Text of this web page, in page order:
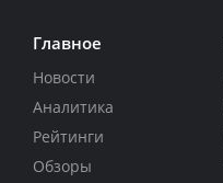
Главное
Новости
Аналитика
Рейтинги
Обзоры